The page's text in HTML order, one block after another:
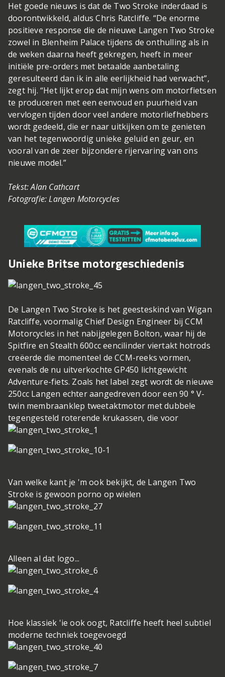
Het goede nieuws is dat de Two Stroke inderdaad is
doorontwikkeld, aldus Chris Ratcliffe. “De enorme
positieve response die de nieuwe Langen Two Stroke
zowel in Blenheim Palace tijdens de onthulling als in
de weken daarna heeft gekregen, heeft in meer
initiële pre-orders met betaalde aanbetaling
geresulteerd dan ik in alle eerlijkheid had verwacht”,
zegt hij. “Het lijkt erop dat mijn wens om motorfietsen
te produceren met een eenvoud en puurheid van
vervlogen tijden door veel andere motorliefhebbers
wordt gedeeld, die er naar uitkijken om te genieten
van het tegenwoordig unieke geluid en geur, en
vooral van de zeer bijzondere rijervaring van ons
nieuwe model.”
Tekst: Alan Cathcart
Fotografie: Langen Motorcycles
Unieke Britse motorgeschiedenis
De Langen Two Stroke is het geesteskind van Wigan
Ratcliffe, voormalig Chief Design Engineer bij CCM
Motorcycles in het nabijgelegen Bolton, waar hij de
Spitfire en Stealth 600cc eencilinder viertakt hotrods
creëerde die momenteel de CCM-reeks vormen,
evenals de nu uitverkochte GP450 lichtgewicht
Adventure-fiets. Zoals het label zegt wordt de nieuwe
250cc Langen echter aangedreven door een 90 ° V-
twin membraanklep tweetaktmotor met dubbele
tegengesteld roterende krukassen, die voor
Van welke kant je 'm ook bekijkt, de Langen Two
Stroke is gewoon porno op wielen
Alleen al dat logo...
Hoe klassiek 'ie ook oogt, Ratcliffe heeft heel subtiel
moderne techniek toegevoegd